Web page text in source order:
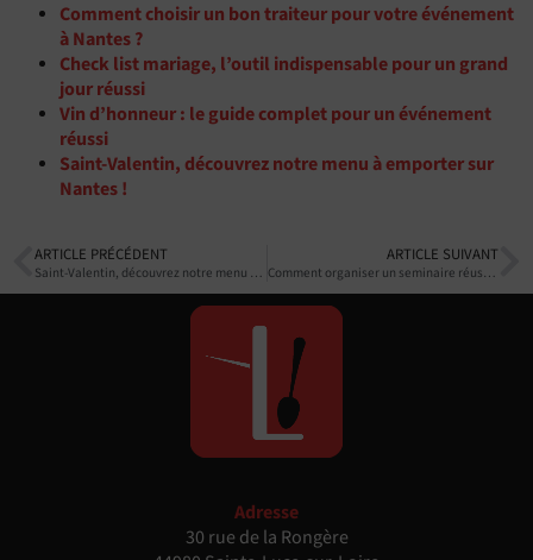
Comment choisir un bon traiteur pour votre événement
à Nantes ?
Check list mariage, l’outil indispensable pour un grand
jour réussi
Vin d’honneur : le guide complet pour un événement
réussi
Saint-Valentin, découvrez notre menu à emporter sur
Nantes !
ARTICLE PRÉCÉDENT
Saint-Valentin, découvrez notre menu à emporter sur Nantes !
ARTICLE SUIVANT
Comment organiser un seminaire réussi ?
Adresse
30 rue de la Rongère